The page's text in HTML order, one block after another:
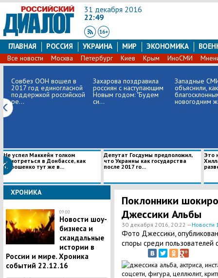
31 декабря 2016
22:49
ГЛАВНАЯ РОССИЯ УКРАИНА МИР ЭКОНОМИКА
Все новости Москва Петербург Киев Крым ИноСМИ
Совбез ООН вошел в
2017 год единогласной
поддержкой российской
ре...
​Захарова поздравила
россиян с наступающим
Новым годом: "Будем
си...
Западные
объяснили,
новогодним
Не успел Маккейн толком
осмотреться в Донбассе, как
Порошенко тут же в...
Депутат Госдумы предположил,
что Украины как государства
после 2017 го...
Это
ХРОНИКА
09:00
Новости шоу-
бизнеса и
скандальные
истории в
России и мире. Хроника
событий 22.12.16
Поклонники
Джессики Альбы
30 декабря 2016, 20:22 —Новости
Фото Джессики,
споры среди пользователей